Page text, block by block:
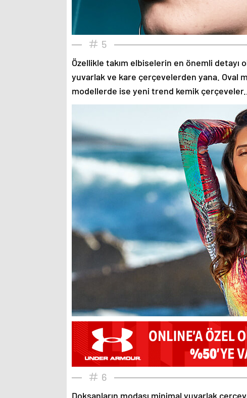
5
Özellikle takım elbiselerin en önemli
yuvarlak ve kare çerçevelerden yana. Oval
modellerde ise yeni trend kemik
6
Doksanların modası minimal yuvarlak